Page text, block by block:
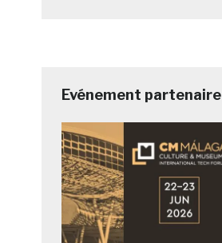
Evénement partenaire